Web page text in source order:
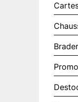
Promo